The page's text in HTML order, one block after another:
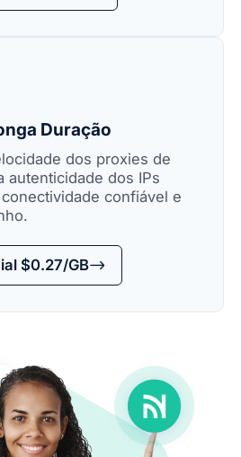
Duração
dos proxies de
autenticidade dos IPs
confiável e
$0.27/GB